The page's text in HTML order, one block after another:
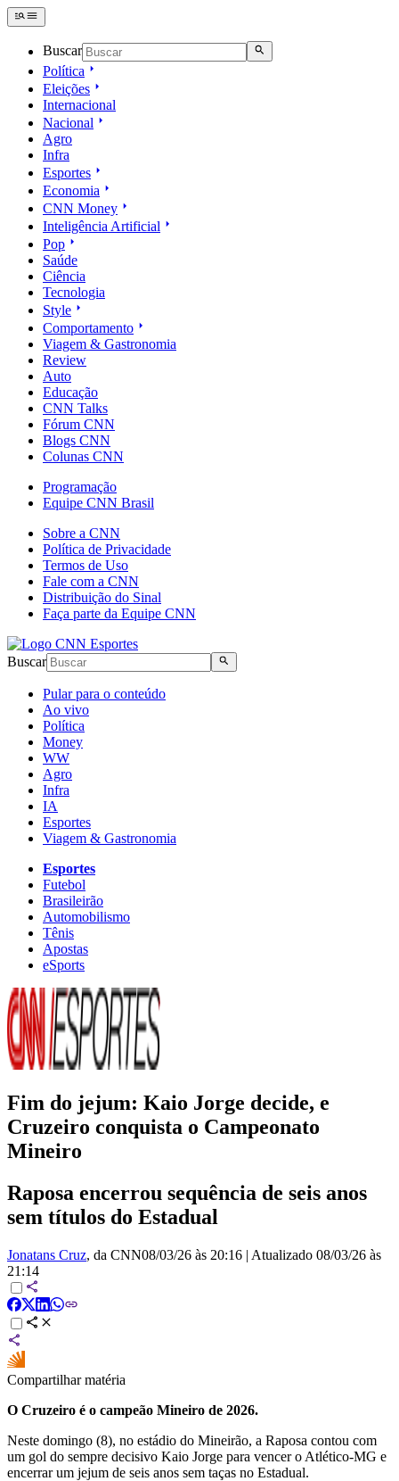
Buscar
Política
Eleições
Internacional
Nacional
Agro
Infra
Esportes
Economia
CNN Money
Inteligência Artificial
Pop
Saúde
Ciência
Tecnologia
Style
Comportamento
Viagem & Gastronomia
Review
Auto
Educação
CNN Talks
Fórum CNN
Blogs CNN
Colunas CNN
Programação
Equipe CNN Brasil
Sobre a CNN
Política de Privacidade
Termos de Uso
Fale com a CNN
Distribuição do Sinal
Faça parte da Equipe CNN
Buscar
Pular para o conteúdo
Ao vivo
Política
Money
WW
Agro
Infra
IA
Esportes
Viagem & Gastronomia
Esportes
Futebol
Brasileirão
Automobilismo
Tênis
Apostas
eSports
Fim do jejum: Kaio Jorge decide, e
Cruzeiro conquista o Campeonato
Mineiro
Raposa encerrou sequência de seis anos
sem títulos do Estadual
Jonatans Cruz, da CNN08/03/26 às 20:16 | Atualizado 08/03/26 às
21:14
Compartilhar matéria
O Cruzeiro é o campeão Mineiro de 2026.
Neste domingo (8), no estádio do Mineirão, a Raposa contou com
um gol do sempre decisivo Kaio Jorge para vencer o Atlético-MG e
encerrar um jejum de seis anos sem taças no Estadual.